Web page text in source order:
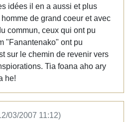
idées il en a aussi et plus
de grand coeur et avec
commun, ceux qui ont pu
"Fanantenako" ont pu
sur le chemin de revenir vers
Tia foana aho ary
he!
03/2007 11:12)